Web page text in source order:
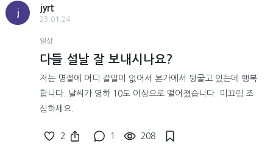
j
jyrt
23.01.24
일상
다들 설날 잘 보내시나요?
저는 명절에 어디 갈일이 없어서 본가에서 뒹굴고 있는데 행복
합니다. 날씨가 영하 10도 이상으로 떨어졌습니다. 미끄럼 조
심하세요.
2 1 208